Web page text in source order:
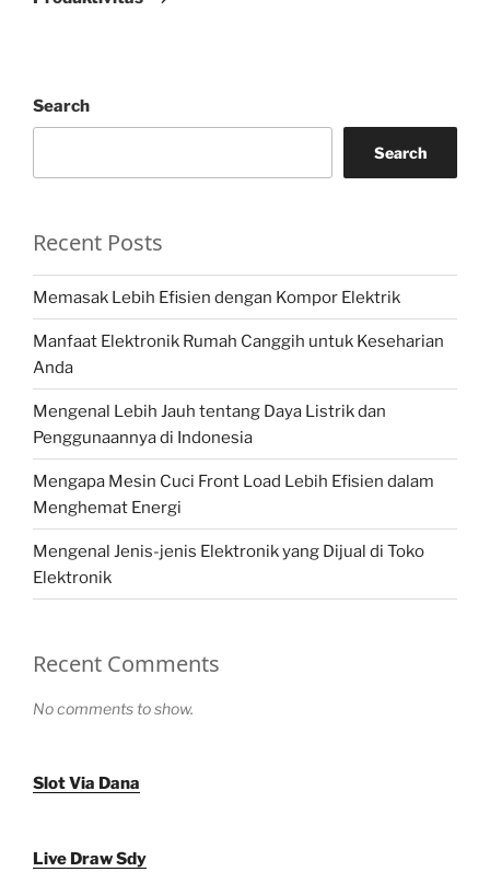
Search
Search
Recent Posts
Memasak Lebih Efisien dengan Kompor Elektrik
Manfaat Elektronik Rumah Canggih untuk Keseharian
Anda
Mengenal Lebih Jauh tentang Daya Listrik dan
Penggunaannya di Indonesia
Mengapa Mesin Cuci Front Load Lebih Efisien dalam
Menghemat Energi
Mengenal Jenis-jenis Elektronik yang Dijual di Toko
Elektronik
Recent Comments
No comments to show.
Slot Via Dana
Live Draw Sdy